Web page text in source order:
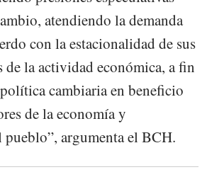
atendiendo la demanda
con la estacionalidad de sus
la actividad económica, a fin
cambiaria en beneficio
de la economía y
argumenta el BCH.